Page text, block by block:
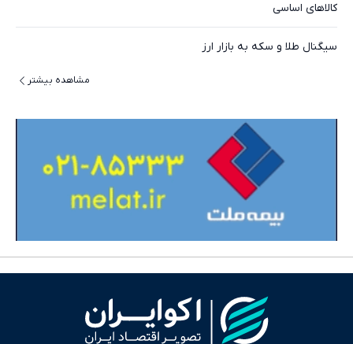
کالاهای اساسی
سیگنال طلا و سکه به بازار ارز
مشاهده بیشتر